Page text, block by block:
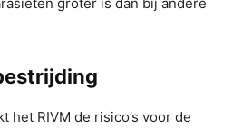
het RIVM de risico’s voor de